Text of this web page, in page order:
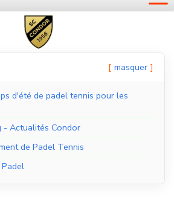
masquer
d'été de padel tennis pour les
- Actualités Condor
de Padel Tennis